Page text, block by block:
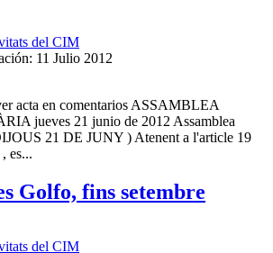
del CIM
11 Julio 2012
acta en comentarios ASSAMBLEA
jueves 21 junio de 2012 Assamblea
21 DE JUNY ) Atenent a l'article 19
es...
Golfo, fins setembre
del CIM